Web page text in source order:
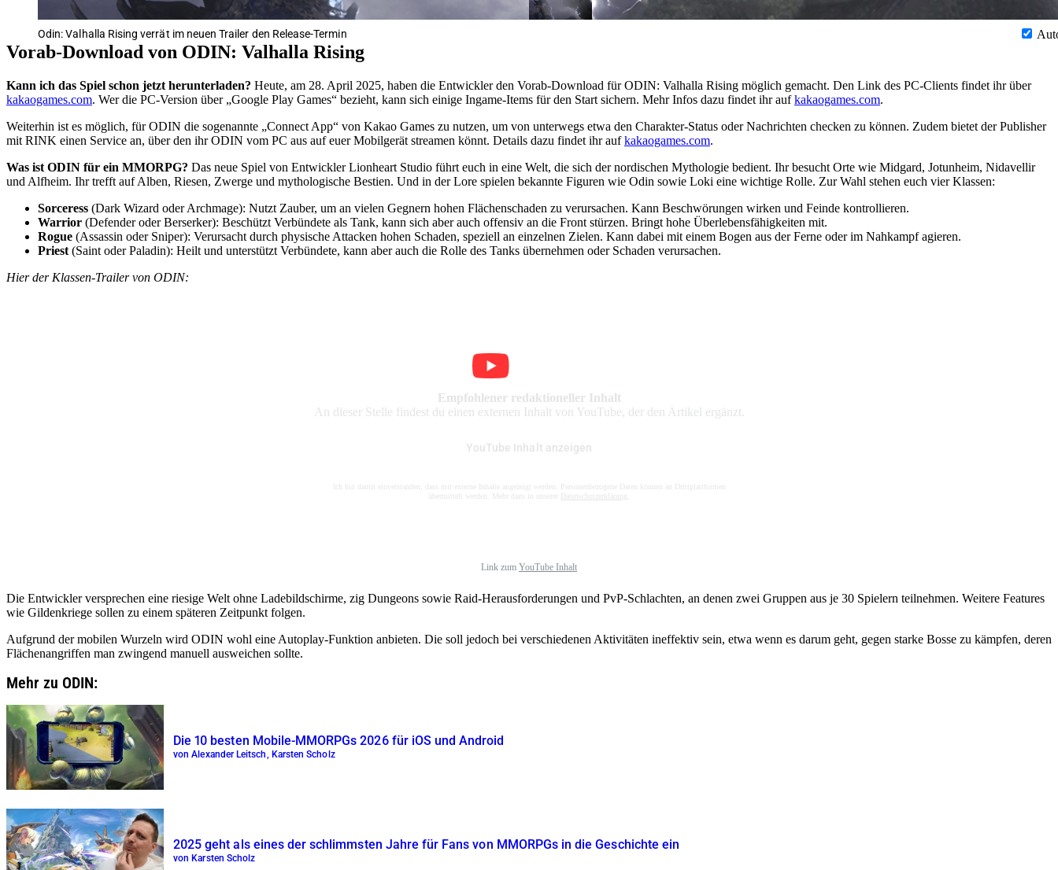
Odin: Valhalla Rising verrät im neuen Trailer den Release-Termin
Vorab-Download von ODIN: Valhalla Rising
Kann ich das Spiel schon jetzt herunterladen? Heute, am 28. April 2025, haben die Entwickler den Vorab-Download für ODIN: Valhalla Rising möglich gemacht. Den Link des PC-Clients findet ihr über
kakaogames.com. Wer die PC-Version über „Google Play Games“ bezieht, kann sich einige Ingame-Items für den Start sichern. Mehr Infos dazu findet ihr aufkakaogames.com.
Weiterhin ist es möglich, für ODIN die sogenannte „Connect App“ von Kakao Games zu nutzen, um von unterwegs etwa den Charakter-Status oder Nachrichten checken zu können. Zudem bietet der Publisher
mit RINK einen Service an, über den ihr ODIN vom PC aus auf euer Mobilgerät streamen könnt. Details dazu findet ihr aufkakaogames.com.
Was ist ODIN für ein MMORPG? Das neue Spiel von Entwickler Lionheart Studio führt euch in eine Welt, die sich der nordischen Mythologie bedient. Ihr besucht Orte wie Midgard, Jotunheim, Nidavellir
und Alfheim. Ihr trefft auf Alben, Riesen, Zwerge und mythologische Bestien. Und in der Lore spielen bekannte Figuren wie Odin sowie Loki eine wichtige Rolle. Zur Wahl stehen euch vier Klassen:
Sorceress (Dark Wizard oder Archmage): Nutzt Zauber, um an vielen Gegnern hohen Flächenschaden zu verursachen. Kann Beschwörungen wirken und Feinde kontrollieren.
Warrior (Defender oder Berserker): Beschützt Verbündete als Tank, kann sich aber auch offensiv an die Front stürzen. Bringt hohe Überlebensfähigkeiten mit.
Rogue (Assassin oder Sniper): Verursacht durch physische Attacken hohen Schaden, speziell an einzelnen Zielen. Kann dabei mit einem Bogen aus der Ferne oder im Nahkampf agieren.
Priest (Saint oder Paladin): Heilt und unterstützt Verbündete, kann aber auch die Rolle des Tanks übernehmen oder Schaden verursachen.
Hier der Klassen-Trailer von ODIN:
Empfohlener redaktioneller Inhalt
An dieser Stelle findest du einen externen Inhalt von YouTube, der den Artikel ergänzt.
YouTube Inhalt anzeigen
Ich bin damit einverstanden, dass mir externe Inhalte angezeigt werden. Personenbezogene Daten können an Drittplattformen
übermittelt werden. Mehr dazu in unserer Datenschutzerklärung
Link zum YouTube Inhalt
Die Entwickler versprechen eine riesige Welt ohne Ladebildschirme, zig Dungeons sowie Raid-Herausforderungen und PvP-Schlachten, an denen zwei Gruppen aus je 30 Spielern teilnehmen. Weitere Features
wie Gildenkriege sollen zu einem späteren Zeitpunkt folgen.
Aufgrund der mobilen Wurzeln wird ODIN wohl eine Autoplay-Funktion anbieten. Die soll jedoch bei verschiedenen Aktivitäten ineffektiv sein, etwa wenn es darum geht, gegen starke Bosse zu kämpfen, deren
Flächenangriffen man zwingend manuell ausweichen sollte.
Mehr zu ODIN:
Die 10 besten Mobile-MMORPGs 2026 für iOS und Android
von Alexander Leitsch, Karsten Scholz
2025 geht als eines der schlimmsten Jahre für Fans von MMORPGs in die Geschichte ein
von Karsten Scholz